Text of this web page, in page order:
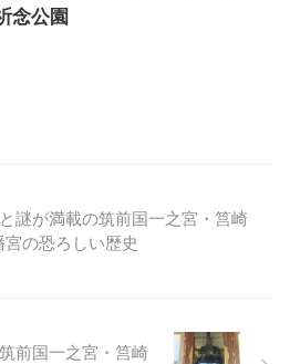
念公園
謎が満載の筑前国一之宮・筥崎
の恐ろしい歴史
前国一之宮・筥崎